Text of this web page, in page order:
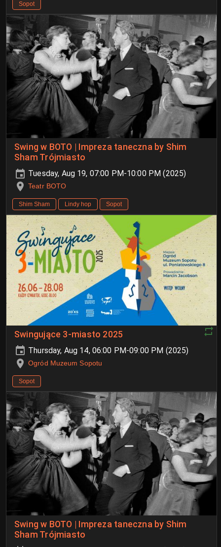
Sopot
Swing w BOTO | Impreza taneczna by Shim
Sham Trójmiasto
Tuesday, Aug 19, 07:00 PM-10:00 PM (2025)
Teatr BOTO
Shim Sham Lindy hop Sopot
Swingujące 3-miasto 2025
Thursday, Aug 14, 06:00 PM-09:00 PM (2025)
Ogród Muzeum Sopotu
Sopot
Swing w BOTO | Impreza taneczna by Shim
Sham Trójmiasto